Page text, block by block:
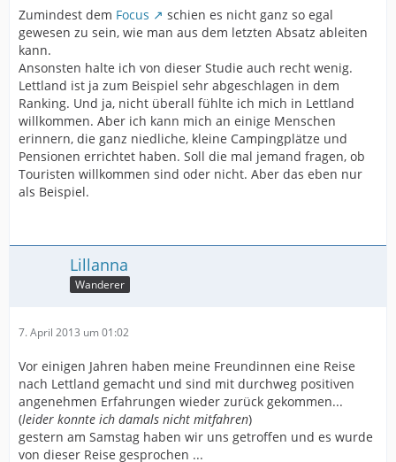
Zumindest dem Focus
schien es nicht ganz so egal
gewesen zu sein, wie man aus dem letzten Absatz ableiten
kann.
Ansonsten halte ich von dieser Studie auch recht wenig.
Lettland ist ja zum Beispiel sehr abgeschlagen in dem
Ranking. Und ja, nicht überall fühlte ich mich in Lettland
willkommen. Aber ich kann mich an einige Menschen
erinnern, die ganz niedliche, kleine Campingplätze und
Pensionen errichtet haben. Soll die mal jemand fragen, ob
Touristen willkommen sind oder nicht. Aber das eben nur
als Beispiel.
Lillanna
Wanderer
7. April 2013 um 01:02
Vor einigen Jahren haben meine Freundinnen eine Reise
nach Lettland gemacht und sind mit durchweg positiven
angenehmen Erfahrungen wieder zurück gekommen...
(leider konnte ich damals nicht mitfahren)
gestern am Samstag haben wir uns getroffen und es wurde
von dieser Reise gesprochen ...